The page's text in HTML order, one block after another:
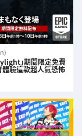
」期間限定免費
體驗這款超人氣恐怖